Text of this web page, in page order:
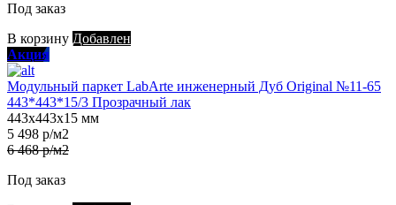
Под заказ
В корзину Добавлен
Акция
Модульный паркет LabArte инженерный Дуб Original №11-65
443*443*15/3 Прозрачный лак
443х443х15 мм
5 498 р/м2
6 468 р/м2
Под заказ